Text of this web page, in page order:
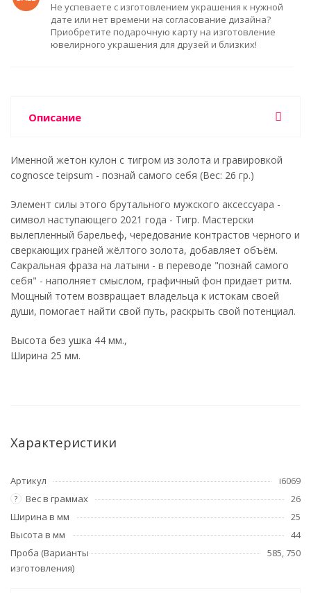
Не успеваете с изготовлением украшения к нужной
дате или нет времени на согласование дизайна?
Приобретите подарочную карту на изготовление
ювелирного украшения для друзей и близких!
Описание
Именной жетон кулон с тигром из золота и гравировкой
сognosce teipsum - познай самого себя (Вес: 26 гр.)
Элемент силы этого брутального мужского аксессуара -
символ наступающего 2021 года - Тигр. Мастерски
вылепленный барельеф, чередование контрастов черного и
сверкающих граней жёлтого золота, добавляет объём.
Сакральная фраза на латыни - в переводе "познай самого
себя" - наполняет смыслом, графичный фон придает ритм.
Мощный тотем возвращает владельца к истокам своей
души, помогает найти свой путь, раскрыть свой потенциал.
Высота без ушка 44 мм.,
Ширина 25 мм.
Характеристики
Артикул i6069
? Вес в граммах
26
Ширина в мм
25
Высота в мм
44
Проба (Варианты
изготовления)
585, 750